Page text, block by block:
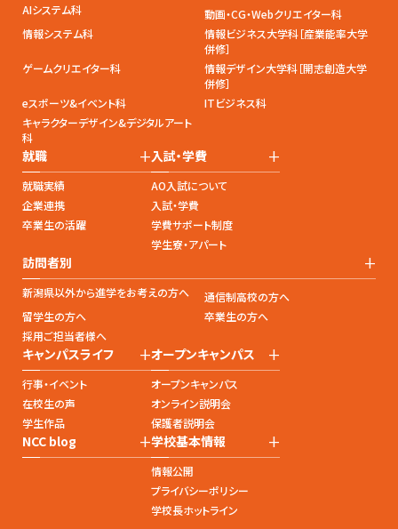
AIシステム科
動画・CG・Webクリエイター科
情報システム科
情報ビジネス大学科［産業能率大学
併修］
ゲームクリエイター科
情報デザイン大学科［開志創造大学
併修］
eスポーツ&イベント科
ITビジネス科
キャラクターデザイン&デジタルアート
科
就職 +
就職実績
企業連携
卒業生の活躍
入試・学費 +
AO入試について
入試・学費
学費サポート制度
学生寮・アパート
訪問者別 +
新潟県以外から進学をお考えの方へ
通信制高校の方へ
留学生の方へ
卒業生の方へ
採用ご担当者様へ
キャンパスライフ +
行事・イベント
在校生の声
学生作品
オープンキャンパス +
オープンキャンパス
オンライン説明会
保護者説明会
NCC blog +学校基本情報 +
情報公開
プライバシーポリシー
学校長ホットライン